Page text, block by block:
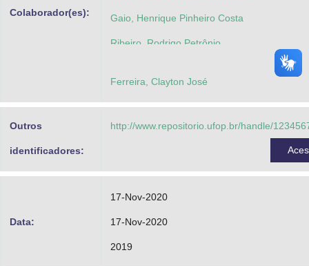
Colaborador(es): Gaio, Henrique Pinheiro Costa
Ribeiro, Rodrigo Petrônio
Ferreira, Clayton José
Outros
identificadores:
http://www.repositorio.ufop.br/handle/
Data:
17-Nov-2020
17-Nov-2020
2019